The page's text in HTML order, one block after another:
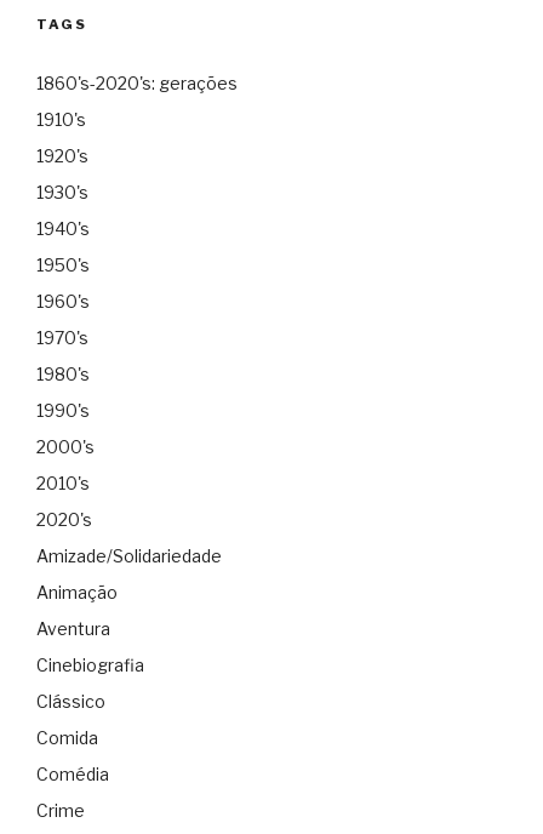
TAGS
1860's-2020's: gerações
1910's
1920's
1930's
1940's
1950's
1960's
1970's
1980's
1990's
2000's
2010's
2020's
Amizade/Solidariedade
Animação
Aventura
Cinebiografia
Clássico
Comida
Comédia
Crime